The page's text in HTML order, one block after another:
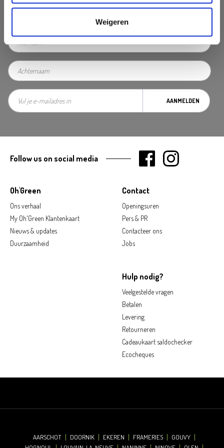
Weigeren
Mis geen enkele aanbieding, inspirerende tip of nieuwsbericht. Schrijf
AANMELDEN
Oh'Green
Ons verhaal
My Oh'Green Klantenkaart
Nieuws & updates
Duurzaamheid
Contact
Openingsuren
Pers & PR
Contacteer ons
Jobs
Hulp nodig?
Veelgestelde vragen
Betalen
Levering
Retourneren
Cadeaukaart saldochecker
Ecocheques
Follow us on social media
AARSCHOT DOORNIK EKEREN FRAMERIES
GOUVY